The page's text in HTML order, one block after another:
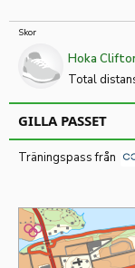
Skor
Hoka
Total
GILLA PASSET
Träningspass från